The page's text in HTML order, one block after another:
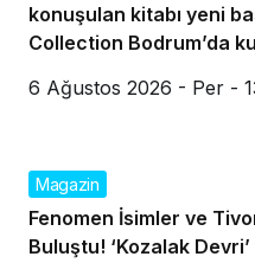
konuşulan kitabı yeni
Collection Bodrum’da
6 Ağustos 2026 - Per -
Magazin
Fenomen İsimler ve
Buluştu! ‘Kozalak